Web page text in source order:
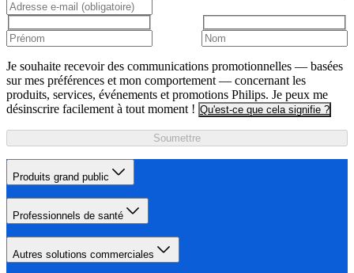
Je souhaite recevoir des communications promotionnelles — basées
sur mes préférences et mon comportement — concernant les
produits, services, événements et promotions Philips. Je peux me
désinscrire facilement à tout moment ! Qu'est-ce que cela signifie ?
Soumettre
Produits grand public
Professionnels de santé
Autres solutions commerciales